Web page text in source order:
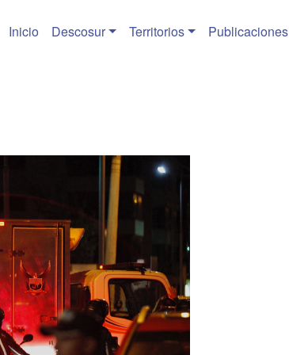
Inicio Descosur Territorios Publicaciones